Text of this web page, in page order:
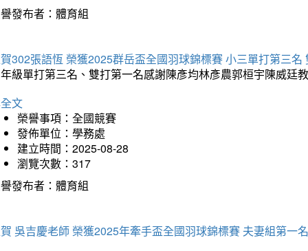
發布者：體育組
302張語恆 榮獲2025群岳盃全國羽球錦標賽 小三單打第三名
級單打第三名、雙打第一名感謝陳彥均林彥農郭桓宇陳威廷
文
榮譽事項：全國競賽
發佈單位：學務處
建立時間：2025-08-28
瀏覽次數：317
發布者：體育組
吳吉慶老師 榮獲2025年牽手盃全國羽球錦標賽 夫妻組第一名